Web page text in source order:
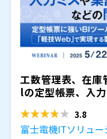
トの協賛／協力／出展企
する場合があります。 ・
は、本イベントの協賛
に当該企業の製品・サー
連情報のご案内を利用目
的及び取扱いについては
の個人情報保護方針は下
意の上、お申し込みをお
flakeのプロダクトに興
い技術やソリューション
ラを強化しようとされて
nowflakeを既に使用して
ダクトを追求されたい方。
富士ソフト株式会社（）
RAKUDEJI株式会社（）
株式会社オープンソース活
マジセミ株式会社（）
※共催、協賛、協力、講
工数管理表、在庫
lの定型帳票、入
3.8
富士電機ITソリュ